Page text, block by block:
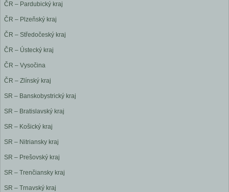
ČR – Pardubický kraj
ČR – Plzeňský kraj
ČR – Středočeský kraj
ČR – Ústecký kraj
ČR – Vysočina
ČR – Zlínský kraj
SR – Banskobystrický kraj
SR – Bratislavský kraj
SR – Košický kraj
SR – Nitriansky kraj
SR – Prešovský kraj
SR – Trenčiansky kraj
SR – Trnavský kraj